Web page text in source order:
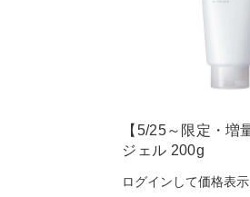
【5/25～限定・増
ジェル 200g
ログインして価格表示